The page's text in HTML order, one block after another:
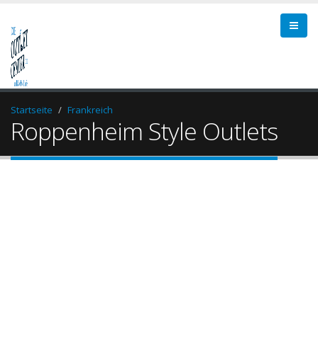
Startseite Frankreich
Roppenheim Style Outlets